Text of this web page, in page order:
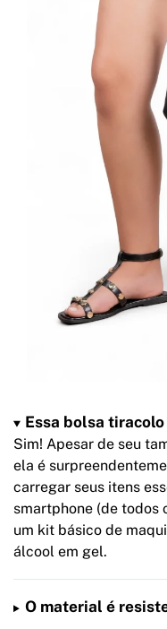
Essa bolsa tiracolo
Sim! Apesar de seu
ela é
carregar seus itens
smartphone (de todos
um kit básico de
álcool em gel.
O material é